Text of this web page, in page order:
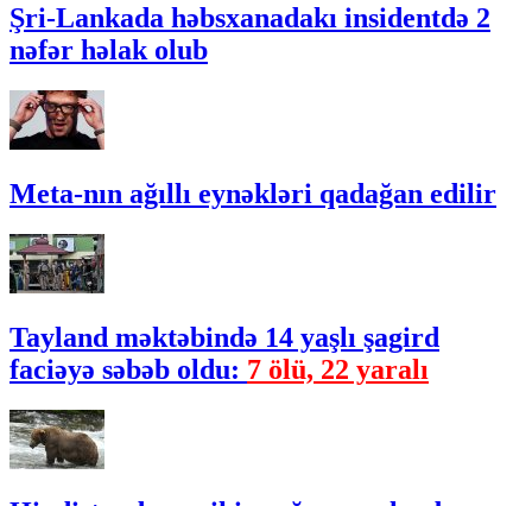
Şri-Lankada həbsxanadakı insidentdə 2
nəfər həlak olub
Meta-nın ağıllı eynəkləri qadağan edilir
Tayland məktəbində 14 yaşlı şagird
faciəyə səbəb oldu: 7 ölü, 22 yaralı